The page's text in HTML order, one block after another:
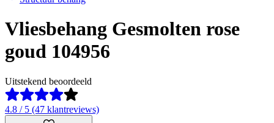
Vliesbehang Gesmolten rose
goud 104956
Uitstekend beoordeeld
4.8 / 5 (47 klantreviews)